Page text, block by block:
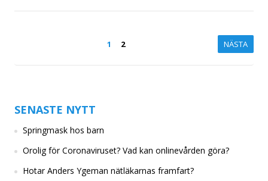
Inläggsnavigering
1 2 NÄSTA
SENASTE NYTT
Springmask hos barn
Orolig för Coronaviruset? Vad kan onlinevården göra?
Hotar Anders Ygeman nätläkarnas framfart?